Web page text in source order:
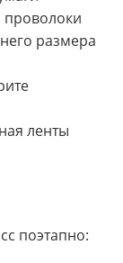
размера
ленты
поэтапно: